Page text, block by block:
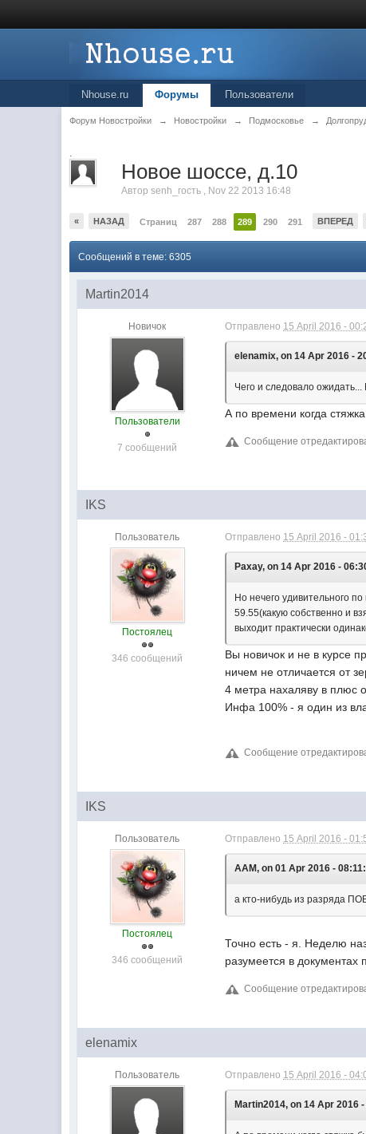
Nhouse.ru Форумы Пользователи
Форум Новостройки → Новостройки → Подмосковье →
.
Новое шоссе, д.10
Авторsenh_гость , Nov 22 2013 16:48
« НАЗАД Страниц 287 288 289 290 291 ВПЕРЕД
Сообщений в теме: 6305
Martin2014
Новичок
Пользователи
7 сообщений
Отправлено 15 April 2016 -
elenamix, on 14 Apr 2016 -
Чего и следовало
А по времени когда
Сообщение
IKS
Пользователь
Постоялец
346 сообщений
Отправлено 15 April 2016 -
Paxay, on 14 Apr 2016 -
Но нечего удивительного
59.55(какую собственно и
выходит практически
Вы новичок и не в курсе
ничем не отличается от
4 метра нахаляву в плюс
Инфа 100% - я один из
Сообщение
IKS
Пользователь
Постоялец
346 сообщений
Отправлено 15 April 2016 -
AAM, on 01 Apr 2016 - 08:11:
а кто-нибудь из разряда
Точно есть - я. Неделю
разумеется в документах
Сообщение
elenamix
Пользователь Отправлено 15 April 2016 -
Martin2014, on 14 Apr 2016